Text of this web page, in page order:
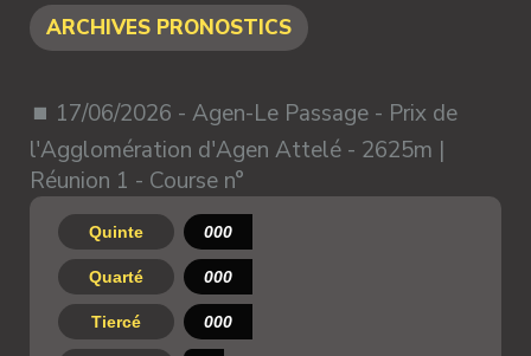
ARCHIVES PRONOSTICS
⏹ 17/06/2026 - Agen-Le Passage - Prix de
l'Agglomération d'Agen Attelé - 2625m |
Réunion 1 - Course n°
Quinte 000
Quarté 000
Tiercé 000